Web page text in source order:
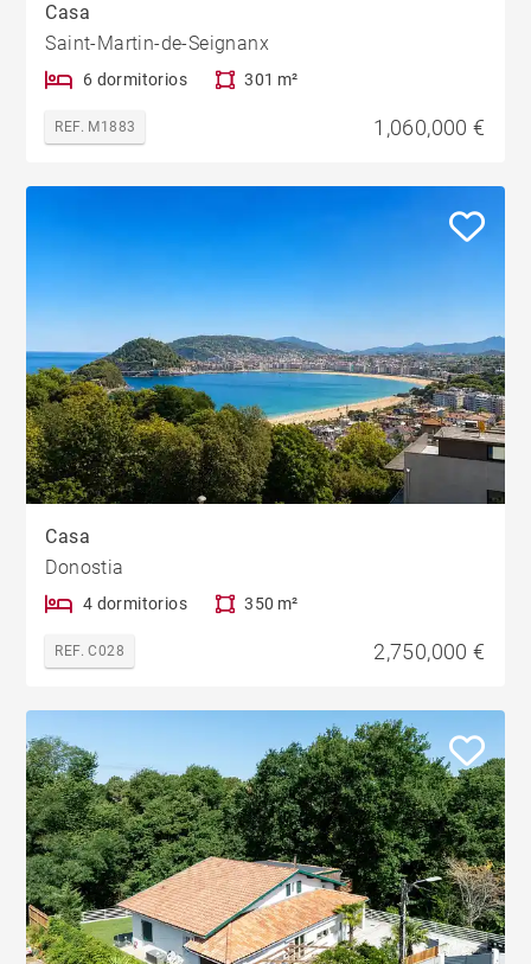
Casa
Saint-Martin-de-Seignanx
6 dormitorios 301 m²
REF. M1883 1,060,000 €
Casa
Donostia
4 dormitorios 350 m²
REF. C028 2,750,000 €